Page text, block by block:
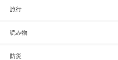
旅行
読み物
防災